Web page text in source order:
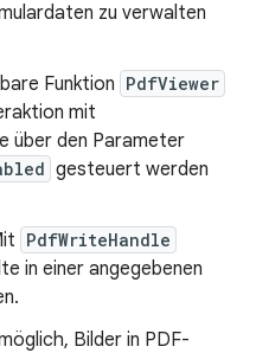
zu verwalten
Funktion PdfViewer
mit
über den Parameter
gesteuert werden
PdfWriteHandle
in einer angegebenen
Bilder in PDF-